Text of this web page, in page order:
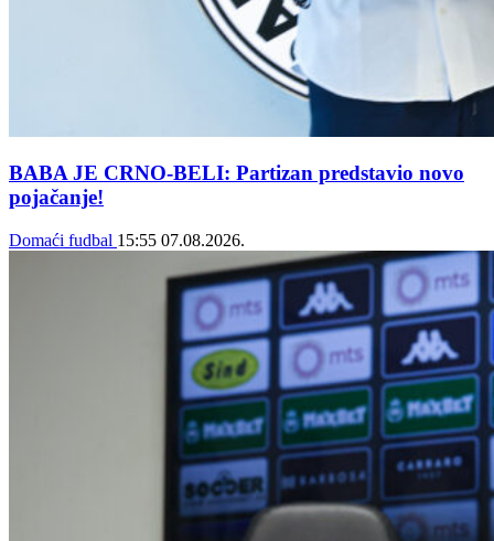
BABA JE CRNO-BELI: Partizan predstavio novo
pojačanje!
Domaći fudbal 15:55 07.08.2026.